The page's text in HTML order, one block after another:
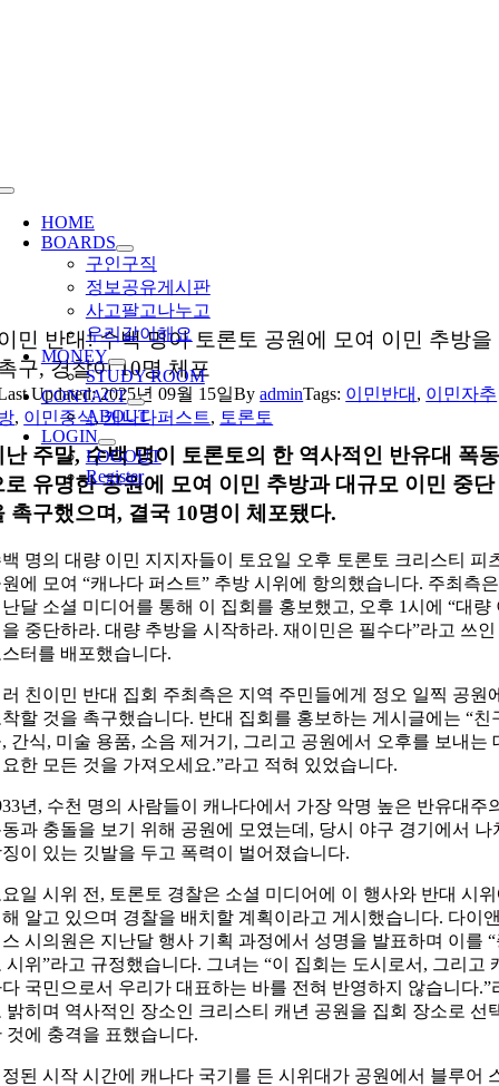
Toggle
Navigation
HOME
BOARDS
구인구직
정보공유게시판
사고팔고나누고
우리같이해요
MONEY
STUDY ROOM
CONTACT
ABOUT
LOGIN
LOGOUT
Register
민 반대! 수백 명이 토론토 공원에 모여 이민 추방을
구, 경찰이 10명 체포
Updated: 2025년 09월 15일ByadminTags: 이민반대 , 이민자추
, 이민종식,캐나다퍼스트, 토론토
난 주말, 수백 명이 토론토의 한 역사적인 반유대 폭동
로 유명한 공원에 모여 이민 추방과 대규모 이민 중단
촉구했으며, 결국 10명이 체포됐다.
명의 대량 이민 지지자들이 토요일 오후 토론토 크리스티 피
에 모여 “캐나다 퍼스트” 추방 시위에 항의했습니다. 주최측은
달 소셜 미디어를 통해 이 집회를 홍보했고, 오후 1시에 “대량
중단하라. 대량 추방을 시작하라. 재이민은 필수다”라고 쓰인
터를 배포했습니다.
친이민 반대 집회 주최측은 지역 주민들에게 정오 일찍 공원
할 것을 촉구했습니다. 반대 집회를 홍보하는 게시글에는 “친
간식, 미술 용품, 소음 제거기, 그리고 공원에서 오후를 보내는
한 모든 것을 가져오세요.”라고 적혀 있었습니다.
년, 수천 명의 사람들이 캐나다에서 가장 악명 높은 반유대주
과 충돌을 보기 위해 공원에 모였는데, 당시 야구 경기에서 나
이 있는 깃발을 두고 폭력이 벌어졌습니다.
일 시위 전, 토론토 경찰은 소셜 미디어에 이 행사와 반대 시
알고 있으며 경찰을 배치할 계획이라고 게시했습니다. 다이
시의원은 지난달 행사 기획 과정에서 성명을 발표하며 이를 “
시위”라고 규정했습니다. 그녀는 “이 집회는 도시로서, 그리고
국민으로서 우리가 대표하는 바를 전혀 반영하지 않습니다.”
밝히며 역사적인 장소인 크리스티 캐년 공원을 집회 장소로 선
것에 충격을 표했습니다.
된 시작 시간에 캐나다 국기를 든 시위대가 공원에서 블루어